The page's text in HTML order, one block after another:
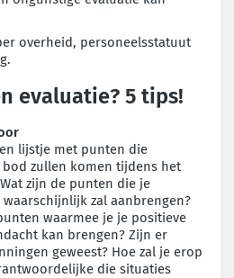
overheid, personeelsstatuut
evaluatie? 5 tips!
lijstje met punten die
zullen komen tijdens het
zijn de punten die je
zal aanbrengen?
waarmee je je positieve
kan brengen? Zijn er
geweest? Hoe zal je erop
die situaties